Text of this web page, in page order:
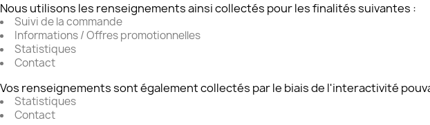
Nous utilisons les renseignements ainsi collectés pour les finalités suivantes :
Suivi de la commande
Informations / Offres promotionnelles
Statistiques
Contact
Vos renseignements sont également collectés par le biais de l'interactivité
Statistiques
Contact